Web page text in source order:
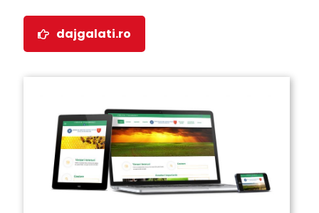
dajgalati.ro